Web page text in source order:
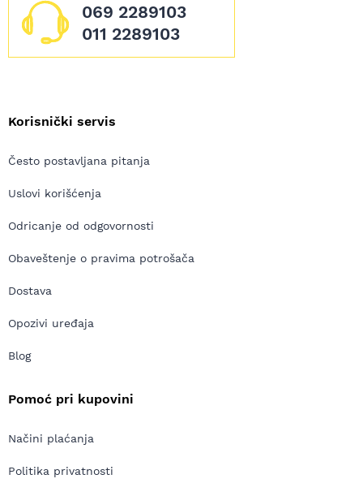
069 2289103
011 2289103
Korisnički servis
Često postavljana pitanja
Uslovi korišćenja
Odricanje od odgovornosti
Obaveštenje o pravima potrošača
Dostava
Opozivi uređaja
Blog
Pomoć pri kupovini
Načini plaćanja
Politika privatnosti